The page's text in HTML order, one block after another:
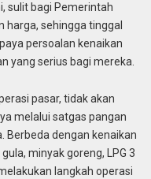
sulit bagi Pemerintah
harga, sehingga tinggal
persoalan kenaikan
yang serius bagi mereka.
pasar, tidak akan
melalui satgas pangan
Berbeda dengan kenaikan
minyak goreng, LPG 3
langkah operasi